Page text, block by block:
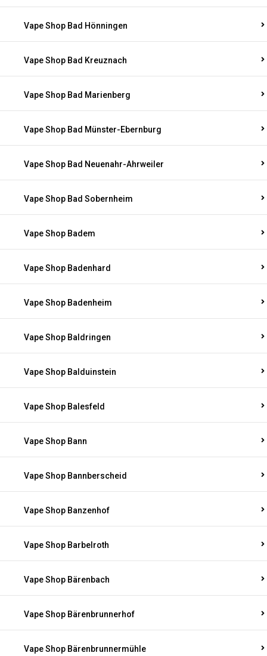
Vape Shop Bad Hönningen
Vape Shop Bad Kreuznach
Vape Shop Bad Marienberg
Vape Shop Bad Münster-Ebernburg
Vape Shop Bad Neuenahr-Ahrweiler
Vape Shop Bad Sobernheim
Vape Shop Badem
Vape Shop Badenhard
Vape Shop Badenheim
Vape Shop Baldringen
Vape Shop Balduinstein
Vape Shop Balesfeld
Vape Shop Bann
Vape Shop Bannberscheid
Vape Shop Banzenhof
Vape Shop Barbelroth
Vape Shop Bärenbach
Vape Shop Bärenbrunnerhof
Vape Shop Bärenbrunnermühle